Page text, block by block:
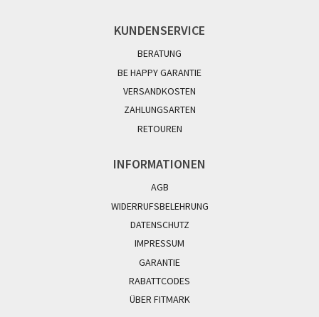
KUNDENSERVICE
BERATUNG
BE HAPPY GARANTIE
VERSANDKOSTEN
ZAHLUNGSARTEN
RETOUREN
INFORMATIONEN
AGB
WIDERRUFSBELEHRUNG
DATENSCHUTZ
IMPRESSUM
GARANTIE
RABATTCODES
ÜBER FITMARK